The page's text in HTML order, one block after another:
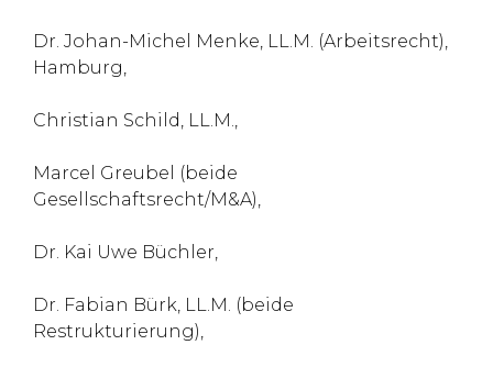
Dr. Johan-Michel Menke, LL.M. (Arbeitsrecht),
Hamburg,
Christian Schild, LL.M.,
Marcel Greubel (beide
Gesellschaftsrecht/M&A),
Dr. Kai Uwe Büchler,
Dr. Fabian Bürk, LL.M. (beide
Restrukturierung),